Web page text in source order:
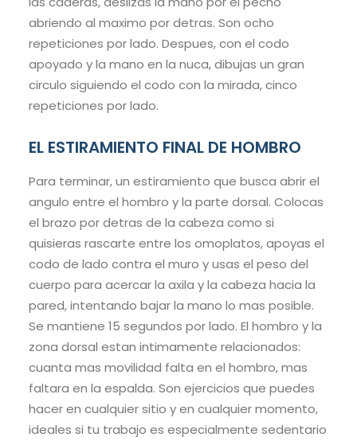
abriendo al maximo por detras. Son ocho
repeticiones por lado. Despues, con el codo
apoyado y la mano en la nuca, dibujas un gran
circulo siguiendo el codo con la mirada, cinco
repeticiones por lado.
EL ESTIRAMIENTO FINAL DE HOMBRO
Para terminar, un estiramiento que busca abrir el
angulo entre el hombro y la parte dorsal. Colocas
el brazo por detras de la cabeza como si
quisieras rascarte entre los omoplatos, apoyas el
codo de lado contra el muro y usas el peso del
cuerpo para acercar la axila y la cabeza hacia la
pared, intentando bajar la mano lo mas posible.
Se mantiene 15 segundos por lado. El hombro y la
zona dorsal estan intimamente relacionados:
cuanta mas movilidad falta en el hombro, mas
faltara en la espalda. Son ejercicios que puedes
hacer en cualquier sitio y en cualquier momento,
ideales si tu trabajo es especialmente sedentario